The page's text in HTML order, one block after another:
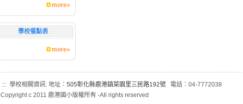
more»
學校餐點表
more»
::: 學校相關資訊: 地址： 505彰化縣鹿港鎮菜園里三民路192號 電話：04-7772038
Copyright c 2011 鹿港國小版權所有 -All rights reserved